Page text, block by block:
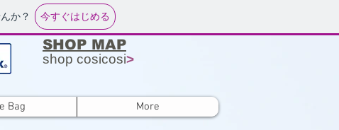
か？ 今すぐはじめる
Bag More
SHOP MAP
shop cosicosi>